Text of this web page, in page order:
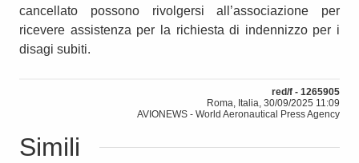
cancellato possono rivolgersi all’associazione per
ricevere assistenza per la richiesta di indennizzo per i
disagi subiti.
red/f - 1265905
Roma, Italia, 30/09/2025 11:09
AVIONEWS - World Aeronautical Press Agency
Simili